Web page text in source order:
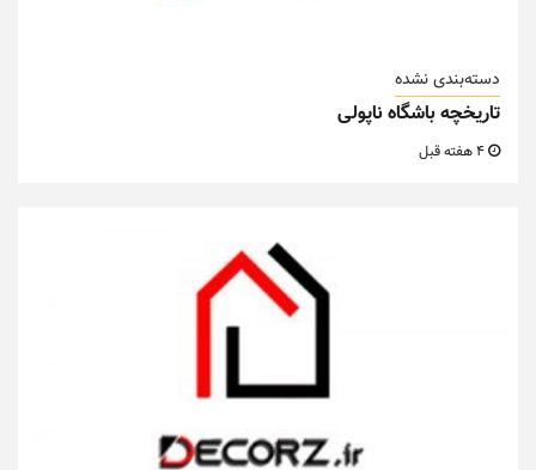
دسته‌بندی نشده
تاریخچه باشگاه ناپولی